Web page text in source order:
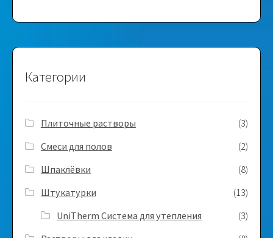
Категории
Плиточные растворы
(3)
Смеси для полов
(2)
Шпаклёвки
(8)
Штукатурки
(13)
UniTherm Система для утепления
(3)